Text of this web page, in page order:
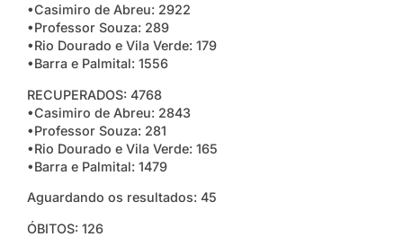
•Casimiro de Abreu: 2922
•Professor Souza: 289
•Rio Dourado e Vila Verde: 179
•Barra e Palmital: 1556
RECUPERADOS: 4768
•Casimiro de Abreu: 2843
•Professor Souza: 281
•Rio Dourado e Vila Verde: 165
•Barra e Palmital: 1479
Aguardando os resultados: 45
ÓBITOS: 126